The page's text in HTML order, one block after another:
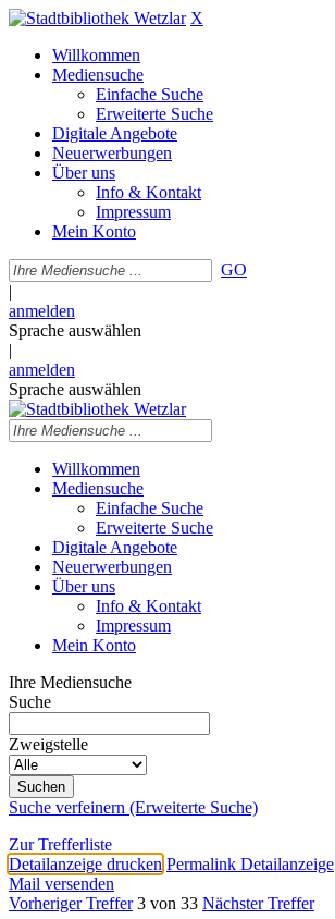
X
Willkommen
Mediensuche
Einfache Suche
Erweiterte Suche
Digitale Angebote
Neuerwerbungen
Über uns
Info & Kontakt
Impressum
Mein Konto
GO
|
anmelden
Sprache auswählen
|
anmelden
Sprache auswählen
Willkommen
Mediensuche
Einfache Suche
Erweiterte Suche
Digitale Angebote
Neuerwerbungen
Über uns
Info & Kontakt
Impressum
Mein Konto
Ihre Mediensuche
Suche
Zweigstelle
Suche verfeinern (Erweiterte Suche)
Zur Trefferliste
Detailanzeige drucken Permalink Detailanzeige
Mail versenden
Vorheriger Treffer 3 von 33 Nächster Treffer